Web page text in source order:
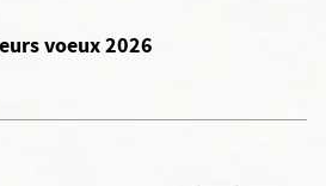
voeux 2026